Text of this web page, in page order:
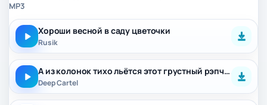
MP3
Хороши весной в саду цветочки
Rusik
А из колонок тихо льётся этот грустный рэпчик (Полная версия)
Deep Cartel